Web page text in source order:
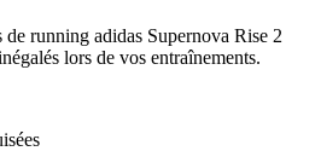
de running adidas Supernova Rise 2
lors de vos entraînements.